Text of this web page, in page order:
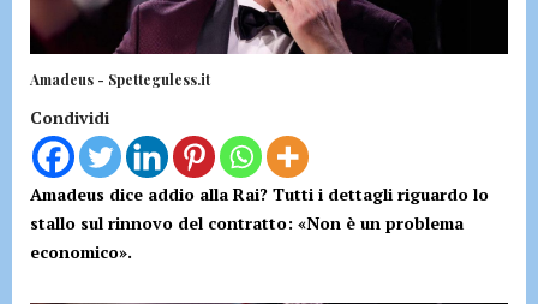
Amadeus - Spetteguless.it
Condividi
Amadeus dice addio alla Rai? Tutti i dettagli riguardo lo
stallo sul rinnovo del contratto: «Non è un problema
economico».